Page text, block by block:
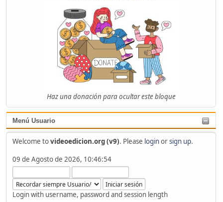
Haz una donación para ocultar este bloque
Menú Usuario
Welcome tovideoedicion.org (v9). Please loginorsign up.
09 de Agosto de 2026, 10:46:54
Login with username, password and session length